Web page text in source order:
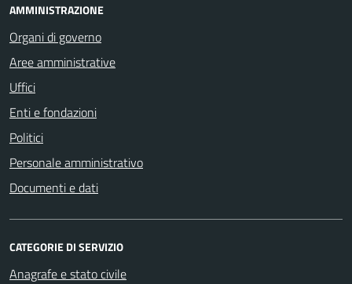
AMMINISTRAZIONE
Organi di governo
Aree amministrative
Uffici
Enti e fondazioni
Politici
Personale amministrativo
Documenti e dati
CATEGORIE DI SERVIZIO
Anagrafe e stato civile